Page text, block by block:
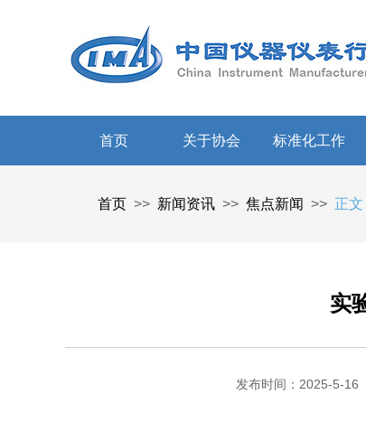
首页 关于协会 标准化工作
首页 >> 新闻资讯 >> 焦点新闻 >> 正文
实
发布时间：2025-5-16